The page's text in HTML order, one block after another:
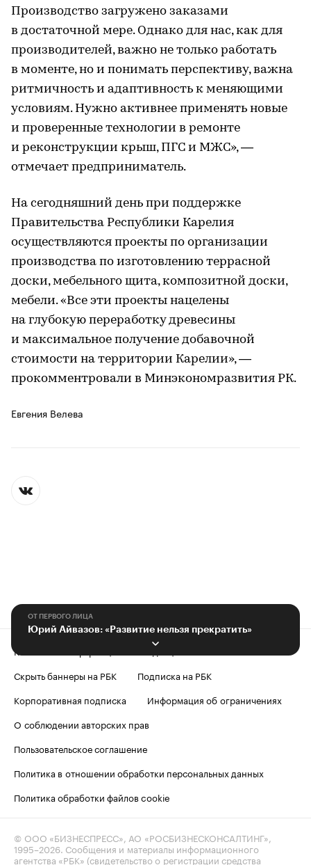
Производство загружено заказами
в достаточной мере. Однако для нас, как для
производителей, важно не только работать
в моменте, но и понимать перспективу, важна
ритмичность и адаптивность к меняющими
условиям. Нужно активнее применять новые
и проверенные технологии в ремонте
и реконструкции крыш, ПГС и МЖС», —
отмечает предприниматель.
На сегодняшний день при поддержке
Правительства Республики Карелия
осуществляются проекты по организации
производства по изготовлению террасной
доски, мебельного щита, композитной доски,
мебели. «Все эти проекты нацелены
на глубокую переработку древесины
и максимальное получение добавочной
стоимости на территории Карелии», —
прокомментровали в Минэкономразвития РК.
Евгения Велева
ОТ ПЕРВОГО ЛИЦА
Юрий Айвазов: «Развитие нельзя прекратить»
Контактная информация
Скрыть баннеры на РБК
Подписка на РБК
Корпоративная подписка
Информация об ограничениях
О соблюдении авторских прав
Пользовательское соглашение
Политика в отношении обработки персональных данных
Политика обработки файлов cookie
© ООО «БИЗНЕСПРЕСС», АО «РОСБИЗНЕСКОНСАЛТИНГ»,
1995–2026. Сообщения и материалы информационного
агентства «РБК» (свидетельство о регистрации средства